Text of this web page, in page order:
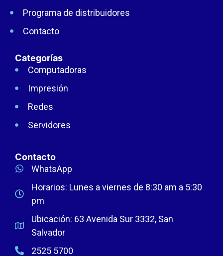
Programa de distribuidores
Contacto
Categorías
Computadoras
Impresión
Redes
Servidores
Contacto
WhatsApp
Horarios: Lunes a viernes de 8:30 am a 5:30
pm
Ubicación: 63 Avenida Sur 3332, San
Salvador
2525 5700